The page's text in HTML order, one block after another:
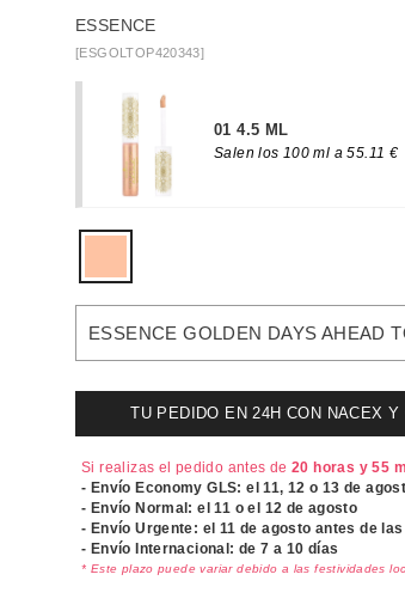
ESSENCE
[ESGOLTOP420343]
01 4.5 ML
Salen los 100 ml a 55.11 €
ESSENCE GOLDEN DAYS AHEAD
TU PEDIDO EN 24H CON NACEX
Si realizas el pedido antes de20 horas y 55
- Envío Economy GLS: el11, 12 o 13 de
- Envío Normal: el11 o el 12 de agosto
- Envío Urgente: el 11 de agosto antes de
- Envío Internacional: de 7 a 10 días
* Este plazo puede variar debido a las festividades